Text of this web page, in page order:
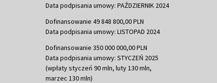
Data podpisania umowy: PAŹDZIERNIK 2024
Dofinansowanie 49 848 800,00 PLN
Data podpisania umowy: LISTOPAD 2024
Dofinansowanie 350 000 000,00 PLN
Data podpisania umowy: STYCZEŃ 2025
(wpłaty styczeń 90 mln, luty 130 mln,
marzec 130 mln)